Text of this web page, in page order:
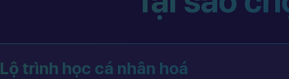
Lộ trình học cá nhân hoá